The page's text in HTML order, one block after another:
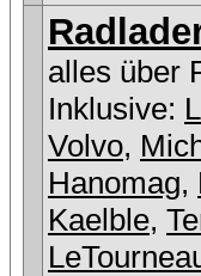
alles über
Inklusive:
Volvo,
Hanomag,
Kaelble,